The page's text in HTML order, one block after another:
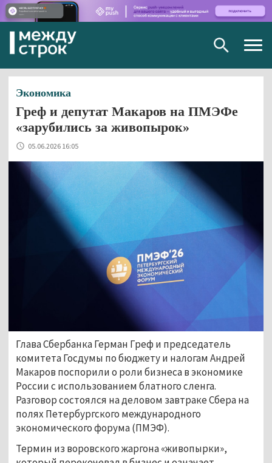
Экономика
Греф и депутат Макаров на ПМЭФе
«зарубились за живопырок»
05.06.2026 16:05
Глава Сбербанка Герман Греф и председатель
комитета Госдумы по бюджету и налогам Андрей
Макаров поспорили о роли бизнеса в экономике
России с использованием блатного сленга.
Разговор состоялся на деловом завтраке Сбера на
полях Петербургского международного
экономического форума (ПМЭФ).
Термин из воровского жаргона «живопырки»,